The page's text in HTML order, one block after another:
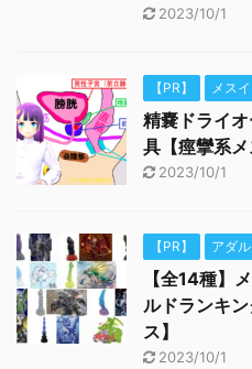
2023/10/1
【PR】 メス
精嚢ドライ
具【痙攣系メ
2023/10/1
【PR】 アダ
【全14種】
ルドランキ
ス】
2023/10/1